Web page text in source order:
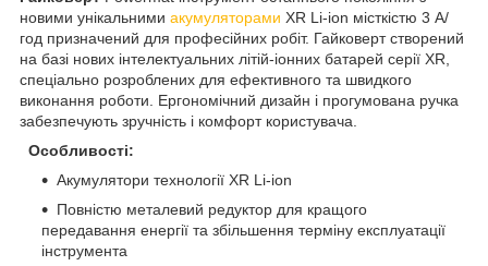
новими унікальними акумуляторами XR Li-ion місткістю 3 А/
год призначений для професійних робіт. Гайковерт створений
на базі нових інтелектуальних літій-іонних батарей серії XR,
спеціально розроблених для ефективного та швидкого
виконання роботи.
Ергономічний дизайн і прогумована ручка
забезпечують зручність і комфорт користувача.
Особливості:
Акумулятори технології XR Li-ion
Повністю металевий редуктор для кращого
передавання енергії та збільшення терміну експлуатації
інструмента